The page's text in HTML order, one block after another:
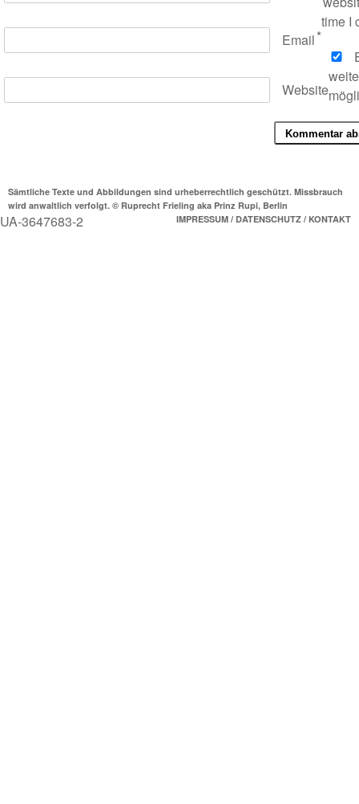
Email*
Website
time I
Sämtliche Texte und Abbildungen sind urheberrechtlich geschützt. Missbrauch
wird anwaltlich verfolgt. © Ruprecht Frieling aka Prinz Rupi, Berlin
IMPRESSUM / DATENSCHUTZ / KONTAKT
UA-3647683-2